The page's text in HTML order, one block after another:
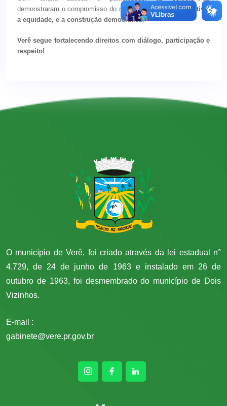
demonstraram o compromisso do município com aescuta ativa,
a equidade, e a construção democrática.
Verê segue fortalecendo direitos com diálogo, participação e
respeito!
O município de Verê, foi criado através da lei estadual n°
4.729, de 24 de junho de 1963 e instalado em 26 de
outubro de 1963, foi desmembrado do município de Dois
Vizinhos.
E-mail :
gabinete@vere.pr.gov.br